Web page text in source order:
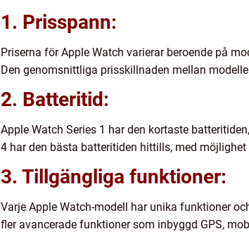
1. Prisspann:
Priserna för Apple Watch varierar beroende på
Den genomsnittliga prisskillnaden mellan
2. Batteritid:
Apple Watch Series 1 har den kortaste
4 har den bästa batteritiden hittills, med
3. Tillgängliga funktioner:
Varje Apple Watch-modell har unika funktioner
fler avancerade funktioner som inbyggd GPS,